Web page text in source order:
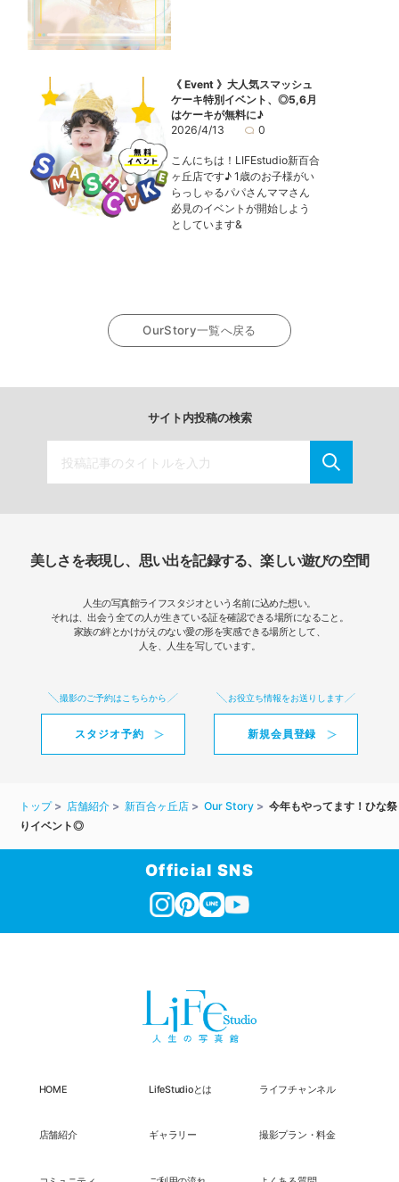
《 Event 》大人気スマッシュ
ケーキ特別イベント、◎5,6月
はケーキが無料に♪
2026/4/13
0
こんにちは！LIFEstudio新百合
ヶ丘店です♪ 1歳のお子様がい
らっしゃるパパさんママさん
必見のイベントが開始しよう
としています&
OurStory一覧へ戻る
サイト内投稿の検索
美しさを表現し、思い出を記録する、楽しい遊びの空間
人生の写真館ライフスタジオという名前に込めた想い。
それは、出会う全ての人が生きている証を確認できる場所になること。
家族の絆とかけがえのない愛の形を実感できる場所として、
人を、人生を写しています。
撮影のご予約はこちらから
スタジオ予約
お役立ち情報をお送りします
新規会員登録
トップ 店舗紹介 新百合ヶ丘店 Our Story
今年もやってます！ひな祭
りイベント◎
Official SNS
HOME LifeStudioとは ライフチャンネル
店舗紹介 ギャラリー 撮影プラン・料金